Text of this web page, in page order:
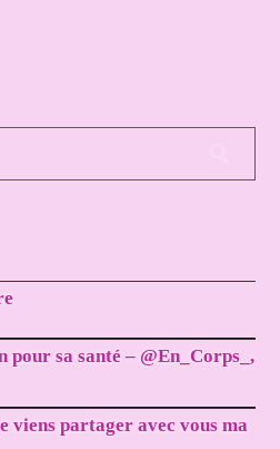
pour sa santé – @En_Corps_,
viens partager avec vous ma